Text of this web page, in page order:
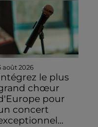
août 2026
le plus
chœur
pour
concert